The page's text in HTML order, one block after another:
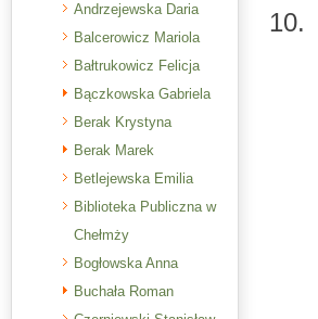
Andrzejewska Daria
Balcerowicz Mariola
Bałtrukowicz Felicja
Bączkowska Gabriela
Berak Krystyna
Berak Marek
Betlejewska Emilia
Biblioteka Publiczna w
Chełmży
Bogłowska Anna
Buchała Roman